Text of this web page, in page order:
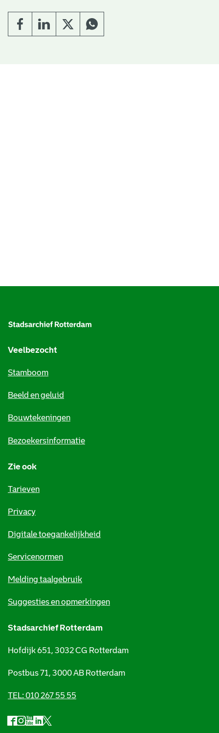
Veelbezocht
Stamboom
Beeld en geluid
Bouwtekeningen
Bezoekersinformatie
Zie ook
Tarieven
Privacy
Digitale toegankelijkheid
Servicenormen
Melding taalgebruik
Suggesties en opmerkingen
Stadsarchief Rotterdam
Hofdijk 651, 3032 CG Rotterdam
Postbus 71, 3000 AB Rotterdam
TEL: 010 267 55 55
S F
a
I
n
Y
o
L
i